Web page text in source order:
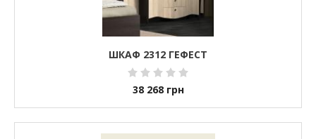
ШКАФ 2312 ГЕФЕСТ
38 268 грн